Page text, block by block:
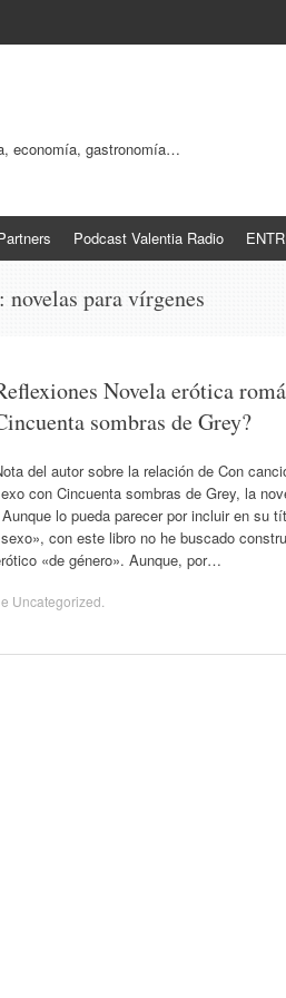
economía, gastronomía…
Podcast Valentia Radio
novelas para vírgenes
Novela erótica
sombras de Grey?
del autor sobre la relación de Con
con Cincuenta sombras de Grey, la
lo pueda parecer por incluir en su
con este libro no he buscado
«de género». Aunque, por…
Uncategorized